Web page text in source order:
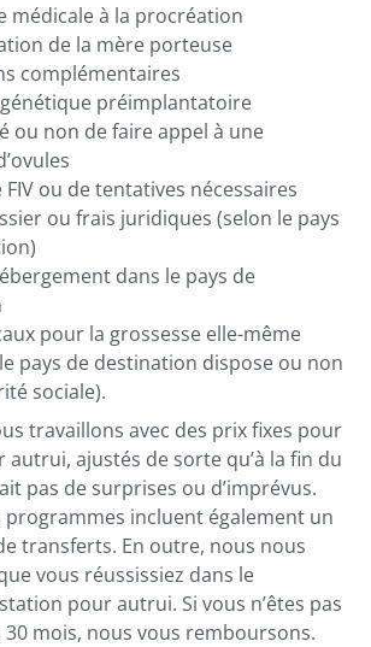
médicale à la procréation
de la mère porteuse
complémentaires
préimplantatoire
ou non de faire appel à une
ou de tentatives nécessaires
ou frais juridiques (selon le pays
dans le pays de
pour la grossesse elle-même
pays de destination dispose ou non
sociale).
travaillons avec des prix fixes pour
ajustés de sorte qu’à la fin du
pas de surprises ou d’imprévus.
programmes incluent également un
transferts. En outre, nous nous
vous réussissiez dans le
pour autrui. Si vous n’êtes pas
mois, nous vous remboursons.